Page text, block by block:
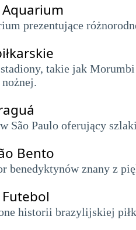
prezentujące
takie jak
São Paulo oferujący
Bento
benedyktynów znany z
historii brazylijskiej